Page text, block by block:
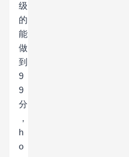
级
的
能
做
到
9
9
分
，
h
o